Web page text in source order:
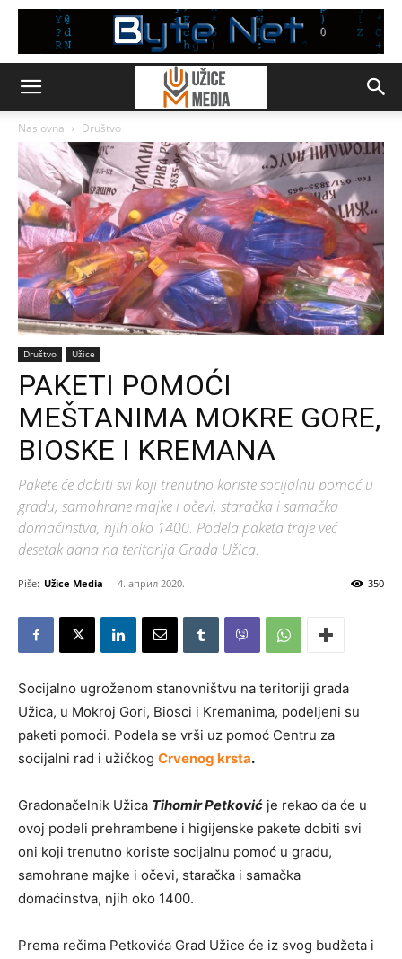
Naslovna Društvo
Društvo Užice
PAKETI POMOĆI
MEŠTANIMA MOKRE GORE,
BIOSKE I KREMANA
Pakete će dobiti svi koji trenutno koriste socijalnu pomoć u
gradu, samohrane majke i očevi, staračka i samačka
domaćinstva, njih oko 1400. Podela paketa traje već
desetak dana na teritorija Grada Užica.
Piše: Užice Media - 4. април 2020. 350
Socijalno ugroženom stanovništvu na teritoriji grada
Užica, u Mokroj Gori, Biosci i Kremanima, podeljeni su
paketi pomoći. Podela se vrši uz pomoć Centru za
socijalni rad i užičkog Crvenog krsta.
Gradonačelnik Užica Tihomir Petković je rekao da će u
ovoj podeli prehrambene i higijenske pakete dobiti svi
oni koji trenutno koriste socijalnu pomoć u gradu,
samohrane majke i očevi, staračka i samačka
domaćinstva, njih oko 1400.
Prema rečima Petkovića Grad Užice će iz svog budžeta i